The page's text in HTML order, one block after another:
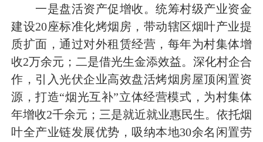
一是盘活资产促增收。统筹村级产业资金
建设20座标准化烤烟房，带动辖区烟叶产业提
质扩面，通过对外租赁经营，每年为村集体增
收2万余元；二是借光生金添效益。深化村企合
作，引入光伏企业高效盘活烤烟房屋顶闲置资
源，打造“烟光互补”立体经营模式，为村集体
年增收2千余元；三是就近就业惠民生。依托烟
叶全产业链发展优势，吸纳本地30余名闲置劳